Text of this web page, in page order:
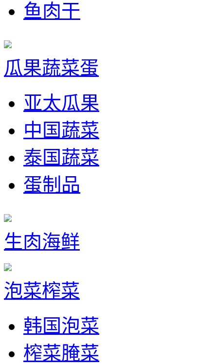
鱼肉干
瓜果蔬菜蛋
亚太瓜果
中国蔬菜
泰国蔬菜
蛋制品
生肉海鲜
泡菜榨菜
韩国泡菜
榨菜腌菜